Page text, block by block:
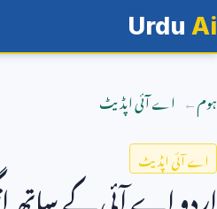
Urdu Ai
ہوم اے آئی اپڈیٹ
اے آئی اپڈیٹ